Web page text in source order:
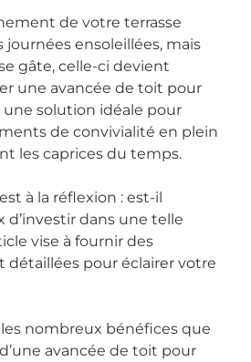
de votre terrasse
ensoleillées, mais
gâte, celle-ci devient
une avancée de toit pour
solution idéale pour
de convivialité en plein
les caprices du temps.
à la réflexion : est-il
dans une telle
vise à fournir des
détaillées pour éclairer votre
nombreux bénéfices que
avancée de toit pour